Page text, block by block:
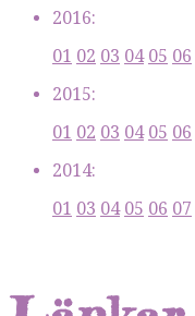
2016:
01 02 03 04 05 06
2015:
01 02 03 04 05 06
2014:
01 03 04 05 06 07